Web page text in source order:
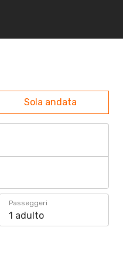
Sola andata
Passeggeri
1 adulto